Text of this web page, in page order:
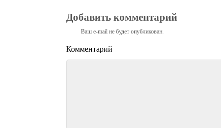
Добавить комментарий
Ваш e-mail не будет опубликован.
Комментарий